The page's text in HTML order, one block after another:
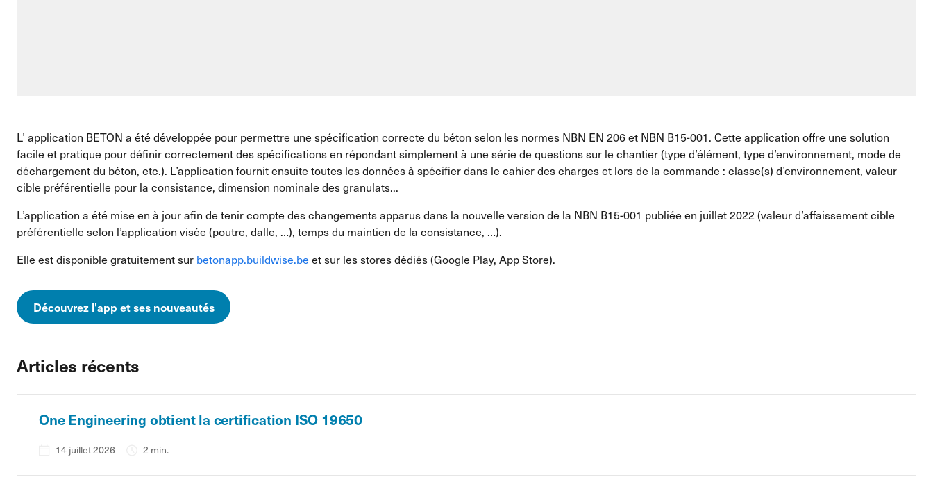
L’ application BETON a été développée pour permettre une spécification correcte du béton selon les normes NBN EN 206 et NBN B15-001. Cette application offre une solution
facile et pratique pour définir correctement des spécifications en répondant simplement à une série de questions sur le chantier (type d’élément, type d’environnement, mode de
déchargement du béton, etc.). L’application fournit ensuite toutes les données à spécifier dans le cahier des charges et lors de la commande : classe(s) d’environnement, valeur
cible préférentielle pour la consistance, dimension nominale des granulats...
L’application a été mise en à jour afin de tenir compte des changements apparus dans la nouvelle version de la NBN B15-001 publiée en juillet 2022 (valeur d’affaissement cible
préférentielle selon l’application visée (poutre, dalle, …), temps du maintien de la consistance, …).
Elle est disponible gratuitement sur betonapp.buildwise.be et sur les stores dédiés (Google Play, App Store).
Découvrez l'app et ses nouveautés
Articles récents
One Engineering obtient la certification ISO 19650
14 juillet 2026 2 min.